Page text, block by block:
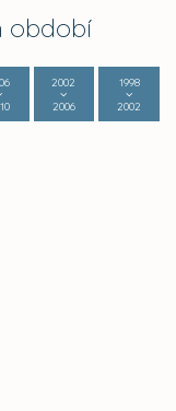
období
2002
2006
1998
2002